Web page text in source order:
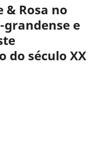
& Rosa no
e
do século XX